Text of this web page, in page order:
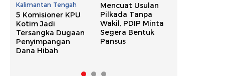
Kalimantan Tengah
5 Komisioner KPU
Kotim Jadi
Tersangka Dugaan
Penyimpangan
Dana Hibah
Mencuat Usulan
Pilkada Tanpa
Wakil, PDIP Minta
Segera Bentuk
Pansus